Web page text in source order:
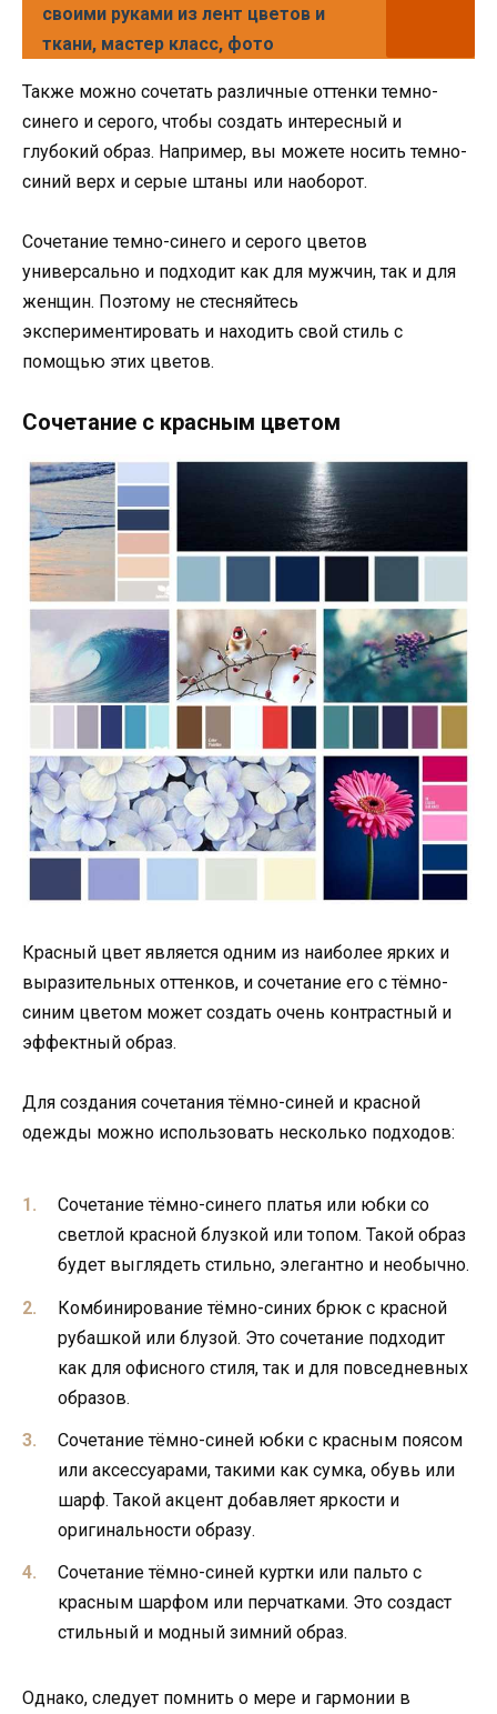
своими руками из лент цветов и
ткани, мастер класс, фото
Также можно сочетать различные оттенки темно-
синего и серого, чтобы создать интересный и
глубокий образ. Например, вы можете носить темно-
синий верх и серые штаны или наоборот.
Сочетание темно-синего и серого цветов
универсально и подходит как для мужчин, так и для
женщин. Поэтому не стесняйтесь
экспериментировать и находить свой стиль с
помощью этих цветов.
Сочетание с красным цветом
Красный цвет является одним из наиболее ярких и
выразительных оттенков, и сочетание его с тёмно-
синим цветом может создать очень контрастный и
эффектный образ.
Для создания сочетания тёмно-синей и красной
одежды можно использовать несколько подходов:
Сочетание тёмно-синего платья или юбки со
светлой красной блузкой или топом. Такой образ
будет выглядеть стильно, элегантно и необычно.
Комбинирование тёмно-синих брюк с красной
рубашкой или блузой. Это сочетание подходит
как для офисного стиля, так и для повседневных
образов.
Сочетание тёмно-синей юбки с красным поясом
или аксессуарами, такими как сумка, обувь или
шарф. Такой акцент добавляет яркости и
оригинальности образу.
Сочетание тёмно-синей куртки или пальто с
красным шарфом или перчатками. Это создаст
стильный и модный зимний образ.
Однако, следует помнить о мере и гармонии в